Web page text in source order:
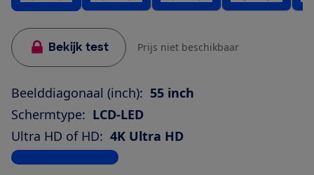
Bekijk test Prijs niet beschikbaar
Beelddiagonaal (inch): 55 inch
Schermtype: LCD-LED
Ultra HD of HD: 4K Ultra HD
Bekijk alle specificaties